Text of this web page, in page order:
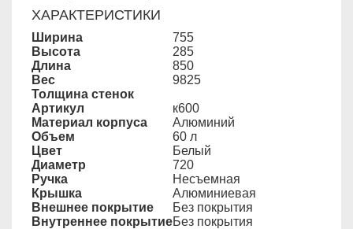
ХАРАКТЕРИСТИКИ
Ширина
755
Высота
285
Длина
850
Вес
9825
Толщина стенок
Артикул
к600
Материал корпуса
Алюминий
Объем
60 л
Цвет
Белый
Диаметр
720
Ручка
Несъемная
Крышка
Алюминиевая
Внешнее покрытие
Без покрытия
Внутреннее покрытиеБез покрытия